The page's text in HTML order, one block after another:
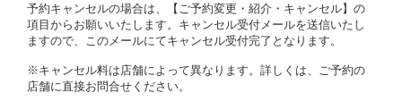
第７条（貸渡契約の締結）
借受人は第２条第１項に定める借受条件を明示し、当
貸渡契約を締結するものとします。ただし、貸し渡す
ことができるレンタカーがない場合又は借受人若しく
予約キャンセルの場合は、【ご予約変更・紹介・キャンセル】の
項目からお願いいたします。キャンセル受付メールを送信いたし
ますので、このメールにてキャンセル受付完了となります。
※キャンセル料は店舗によって異なります。詳しくは、ご予約の
店舗に直接お問合せください。